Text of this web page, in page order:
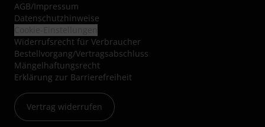
AGB/Impressum
Datenschutzhinweise
Widerrufsrecht für Verbraucher
Bestellvorgang/Vertragsabschluss
Mängelhaftungsrecht
Erklärung zur Barrierefreiheit
Vertrag widerrufen